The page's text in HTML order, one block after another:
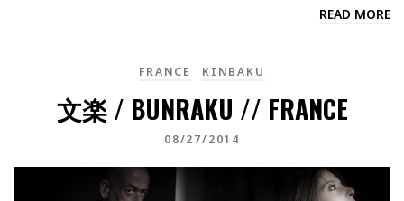
READ MORE
FRANCE KINBAKU
文楽 / BUNRAKU // FRANCE
08/27/2014